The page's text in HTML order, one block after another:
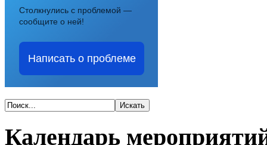
Столкнулись с проблемой —
сообщите о ней!
Написать о проблеме
Календарь